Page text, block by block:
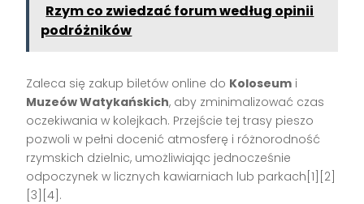
Rzym co zwiedzać forum według opinii
podróżników
Zaleca się zakup biletów online do Koloseum i
Muzeów Watykańskich, aby zminimalizować czas
oczekiwania w kolejkach. Przejście tej trasy pieszo
pozwoli w pełni docenić atmosferę i różnorodność
rzymskich dzielnic, umożliwiając jednocześnie
odpoczynek w licznych kawiarniach lub parkach[1][2]
[3][4].